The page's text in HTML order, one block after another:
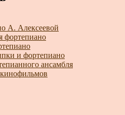
А. Алексеевой
фортепиано
и фортепиано
ансамбля